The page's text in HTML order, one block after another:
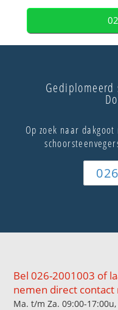
Gediplomeerd
Op zoek naar
Bel 026-2001003 of
nemen direct contact
Ma. t/m Za. 09:00-